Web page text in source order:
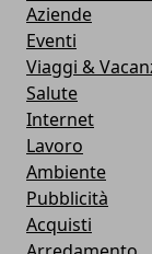
Aziende
Eventi
Viaggi &
Salute
Internet
Lavoro
Ambiente
Pubblicità
Acquisti